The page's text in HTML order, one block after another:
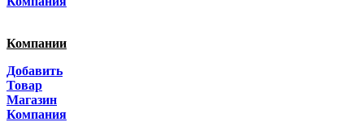
Компании
Добавить
Товар
Магазин
Компания